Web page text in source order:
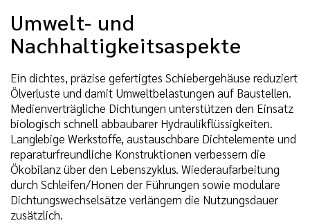
Umwelt- und
Nachhaltigkeitsaspekte
Ein dichtes, präzise gefertigtes Schiebergehäuse reduziert
Ölverluste und damit Umweltbelastungen auf Baustellen.
Medienverträgliche Dichtungen unterstützen den Einsatz
biologisch schnell abbaubarer Hydraulikflüssigkeiten.
Langlebige Werkstoffe, austauschbare Dichtelemente und
reparaturfreundliche Konstruktionen verbessern die
Ökobilanz über den Lebenszyklus. Wiederaufarbeitung
durch Schleifen/Honen der Führungen sowie modulare
Dichtungswechselsätze verlängern die Nutzungsdauer
zusätzlich.